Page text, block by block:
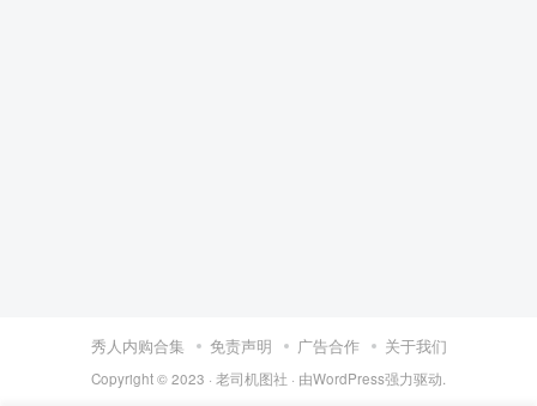
秀人内购合集 免责声明 广告合作 关于我们
Copyright © 2023 · 老司机图社 · 由WordPress强力驱动.